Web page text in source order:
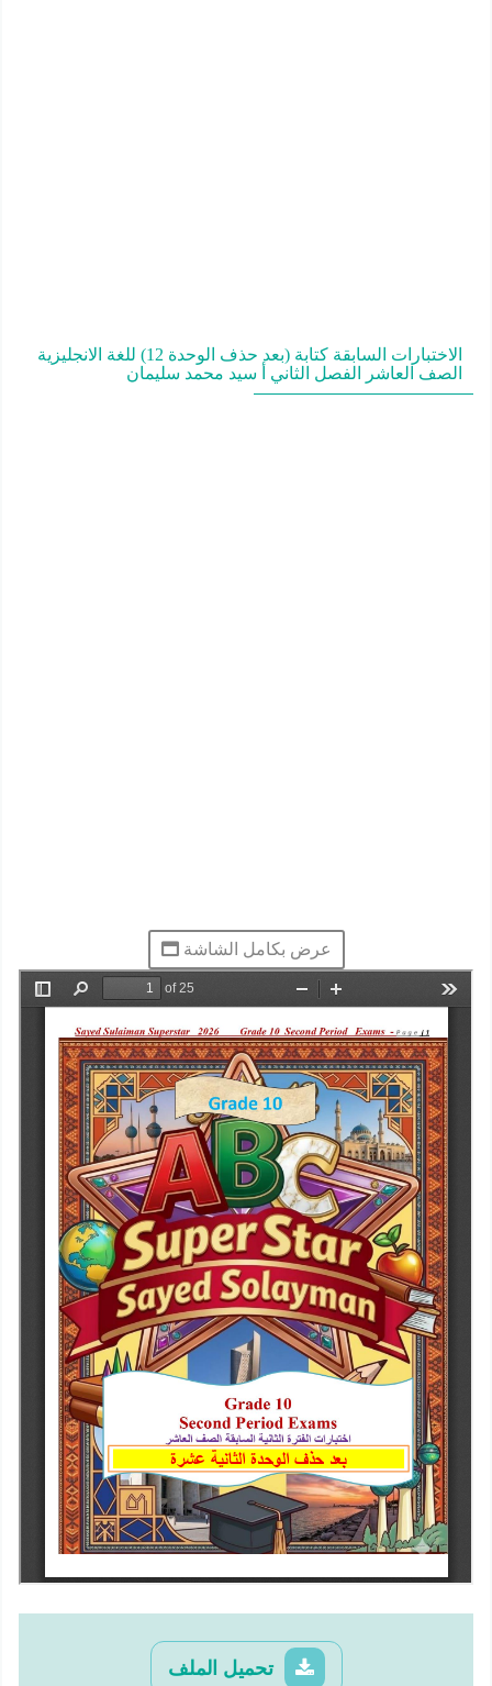
الاختبارات السابقة كتابة (بعد حذف الوحدة 12) للغة الانجليزية
الصف العاشر الفصل الثاني أ سيد محمد سليمان
عرض بكامل الشاشة
تحميل الملف